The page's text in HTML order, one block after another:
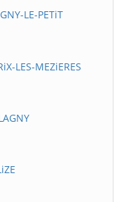
LE-PETiT
LES-MEZiERES